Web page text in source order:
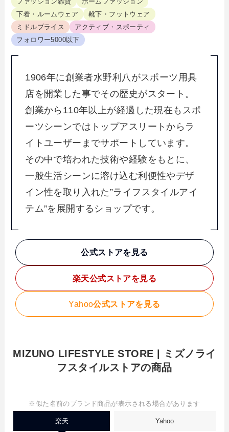
下着・ルームウェア
靴下・フットウェア
ミドルプライス
アクティブ・スポーティ
フォロワー5000以下
1906年に創業者水野利八がスポーツ用具
店を開業した事でその歴史がスタート。
創業から110年以上が経過した現在もスポ
ーツシーンではトップアスリートからラ
イトユーザーまでサポートしています。
その中で培われた技術や経験をもとに、
一般生活シーンに溶け込む利便性やデザ
イン性を取り入れた”ライフスタイルアイ
テム”を展開するショップです。
公式ストアを見る
楽天公式ストアを見る
Yahoo公式ストアを見る
MIZUNO LIFESTYLE STORE | ミズノライ
フスタイルストアの商品
※似た名前のブランド商品が表示される場合があります
楽天 Yahoo